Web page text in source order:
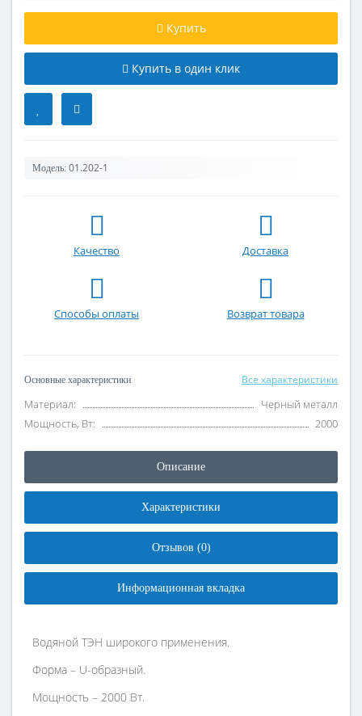
Купить
Купить в один клик
Модель: 01.202-1
Качество Доставка
Способы оплаты Возврат товара
Основные характеристики Все характеристики
Материал:
Черный металл
Мощность, Вт:
2000
Описание
Характеристики
Отзывов (0)
Информационная вкладка
Водяной ТЭН широкого применения.
Форма – U-образный.
Мощность – 2000 Вт.